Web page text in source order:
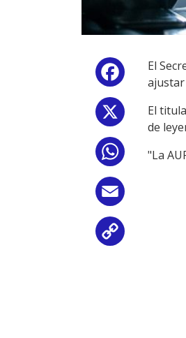
Facebook
WhatsApp
El
ajustar
El
de
"La